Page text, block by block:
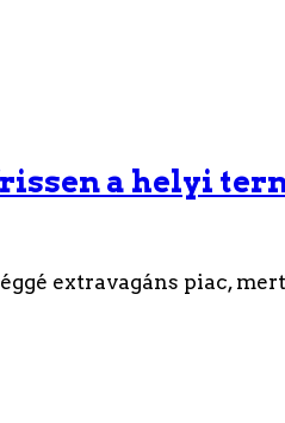
a helyi
extravagáns piac,